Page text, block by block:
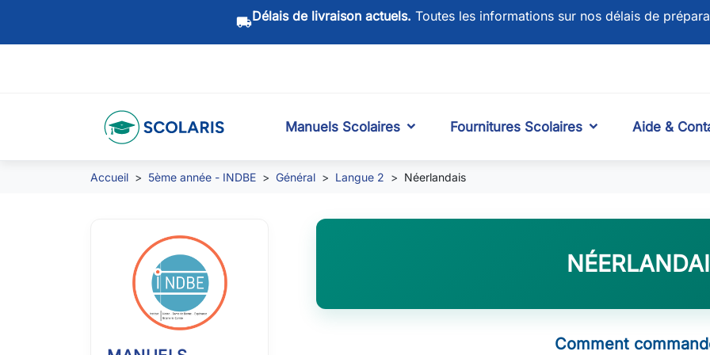
local_shippingDélais de livraison actuels. Toutes les informations sur nos délais de
Manuels Scolaires Fournitures Scolaires Aide &
Accueil 5ème année - INDBE Général Langue 2 Néerlandais
Comment